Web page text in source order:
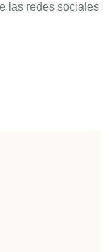
las redes sociales